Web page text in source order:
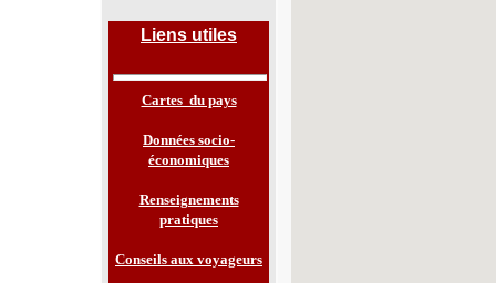
Liens utiles
Cartes du pays
Données socio-
économiques
Renseignements
pratiques
Conseils aux voyageurs